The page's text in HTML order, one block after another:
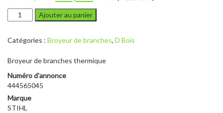
prix
initial
était :
prix
actuel
est :
890,00€.
quantité
de
GH
S
Ajouter au panier
Catégories : Broyeur de branches, D Bois
Broyeur de branches thermique
Numéro d'annonce
444565045
Marque
STIHL